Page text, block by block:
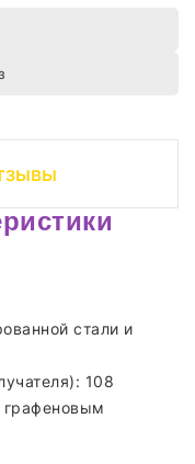
стали и
108